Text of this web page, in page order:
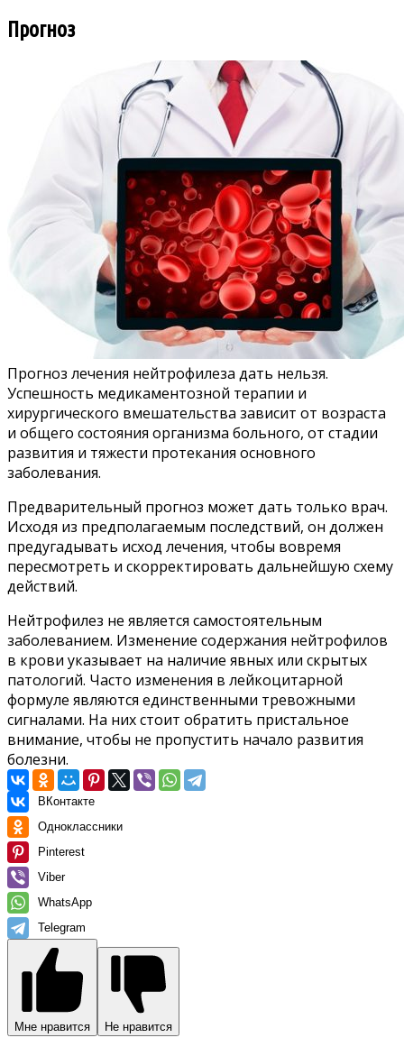
Прогноз
Прогноз лечения нейтрофилеза дать нельзя.
Успешность медикаментозной терапии и
хирургического вмешательства зависит от возраста
и общего состояния организма больного, от стадии
развития и тяжести протекания основного
заболевания.
Предварительный прогноз может дать только врач.
Исходя из предполагаемым последствий, он должен
предугадывать исход лечения, чтобы вовремя
пересмотреть и скорректировать дальнейшую схему
действий.
Нейтрофилез не является самостоятельным
заболеванием. Изменение содержания нейтрофилов
в крови указывает на наличие явных или скрытых
патологий. Часто изменения в лейкоцитарной
формуле являются единственными тревожными
сигналами. На них стоит обратить пристальное
внимание, чтобы не пропустить начало развития
болезни.
ВКонтакте
Одноклассники
Pinterest
Viber
WhatsApp
Telegram
Мне нравится Не нравится